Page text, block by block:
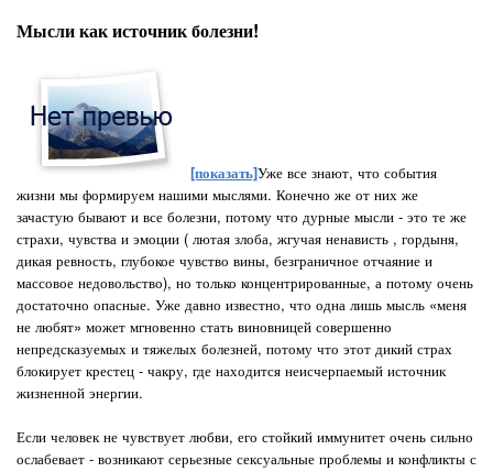
Мысли как источник болезни!
[показать]Уже все знают, что события
жизни мы формируем нашими мыслями. Конечно же от них же
зачастую бывают и все болезни, потому что дурные мысли - это те же
страхи, чувства и эмоции ( лютая злоба, жгучая ненависть , гордыня,
дикая ревность, глубокое чувство вины, безграничное отчаяние и
массовое недовольство), но только концентрированные, а потому очень
достаточно опасные. Уже давно известно, что одна лишь мысль «меня
не любят» может мгновенно стать виновницей совершенно
непредсказуемых и тяжелых болезней, потому что этот дикий страх
блокирует крестец - чакру, где находится неисчерпаемый источник
жизненной энергии.
Если человек не чувствует любви, его стойкий иммунитет очень сильно
ослабевает - возникают серьезные сексуальные проблемы и конфликты с